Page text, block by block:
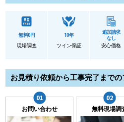
無料0円
現場調査
10年
ツイン保証
追加請求
なし
安心価格
お見積り依頼から工事完了までの
お問い合わせ 無料現場調